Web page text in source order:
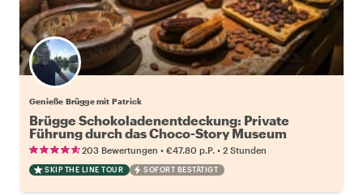
Genieße Brügge mit Patrick
Brügge Schokoladenentdeckung: Private
Führung durch das Choco-Story Museum
203 Bewertungen • €47.80 p.P. • 2 Stunden
SKIP THE LINE TOUR SOFORT BESTÄTIGT